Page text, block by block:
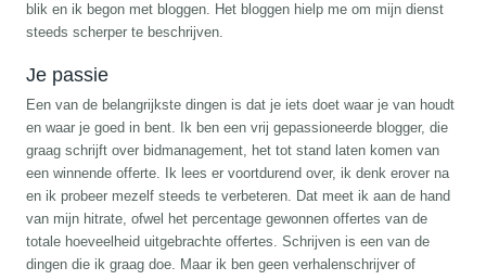
blik en ik begon met bloggen. Het bloggen hielp me om mijn dienst
steeds scherper te beschrijven.
Je passie
Een van de belangrijkste dingen is dat je iets doet waar je van houdt
en waar je goed in bent. Ik ben een vrij gepassioneerde blogger, die
graag schrijft over bidmanagement, het tot stand laten komen van
een winnende offerte. Ik lees er voortdurend over, ik denk erover na
en ik probeer mezelf steeds te verbeteren. Dat meet ik aan de hand
van mijn hitrate, ofwel het percentage gewonnen offertes van de
totale hoeveelheid uitgebrachte offertes. Schrijven is een van de
dingen die ik graag doe. Maar ik ben geen verhalenschrijver of